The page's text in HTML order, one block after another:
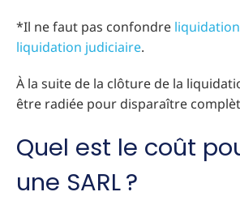
*Il ne faut pas confondre
liquidation judiciaire.
À la suite de la clôture de la
être radiée pour disparaître
Quel est le coût
une SARL ?